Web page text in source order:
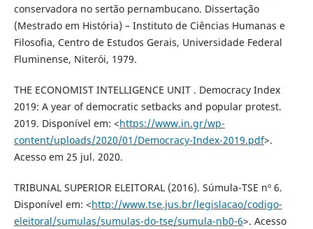
conservadora no sertão pernambucano. Dissertação
(Mestrado em História) – Instituto de Ciências Humanas e
Filosofia, Centro de Estudos Gerais, Universidade Federal
Fluminense, Niterói, 1979.
THE ECONOMIST INTELLIGENCE UNIT . Democracy Index
2019: A year of democratic setbacks and popular protest.
2019. Disponível em: <https://www.in.gr/wp-
content/uploads/2020/01/Democracy-Index-2019.pdf>.
Acesso em 25 jul. 2020.
TRIBUNAL SUPERIOR ELEITORAL (2016). Súmula-TSE nº 6.
Disponível em: <http://www.tse.jus.br/legislacao/codigo-
eleitoral/sumulas/sumulas-do-tse/sumula-nb0-6>. Acesso